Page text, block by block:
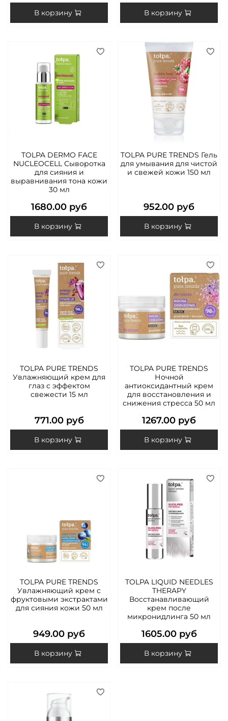
В корзину В корзину
TOLPA DERMO FACE
NUCLEOCELL Сыворотка
для сияния и
выравнивания тона кожи
30 мл
1680.00 руб
В корзину
TOLPA PURE TRENDS Гель
для умывания для чистой
и свежей кожи 150 мл
952.00 руб
В корзину
TOLPA PURE TRENDS
Увлажняющий крем для
глаз с эффектом
свежести 15 мл
771.00 руб
В корзину
TOLPA PURE TRENDS
Ночной
антиоксидантный крем
для восстановления и
снижения стресса 50 мл
1267.00 руб
В корзину
TOLPA PURE TRENDS
Увлажняющий крем с
фруктовыми экстрактами
для сияния кожи 50 мл
949.00 руб
В корзину
TOLPA LIQUID NEEDLES
THERAPY
Восстанавливающий
крем после
микронидлинга 50 мл
1605.00 руб
В корзину